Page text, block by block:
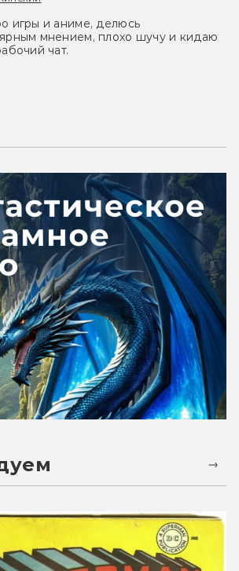
игры и аниме, делюсь
мнением, плохо шучу и кидаю
чат.